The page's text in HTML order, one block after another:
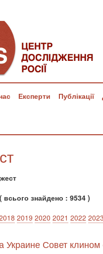
Експерти Публікації
( всього знайдено : 9534 )
2019 2020 2021 2022
Украине Совет